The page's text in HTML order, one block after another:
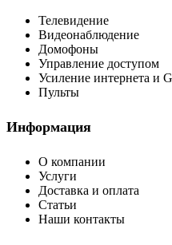
Телевидение
Видеонаблюдение
Домофоны
Управление доступом
Усиление интернета и
Пульты
Информация
О компании
Услуги
Доставка и оплата
Статьи
Наши контакты